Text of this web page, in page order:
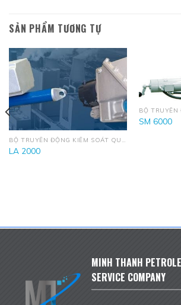
SẢN PHẨM TƯƠNG TỰ
BỘ TRUYỀN ĐỘNG KIỂM SOÁT QUY TRÌNH
LA 2000
SM 6000
MINH THANH
SERVICE COMPANY